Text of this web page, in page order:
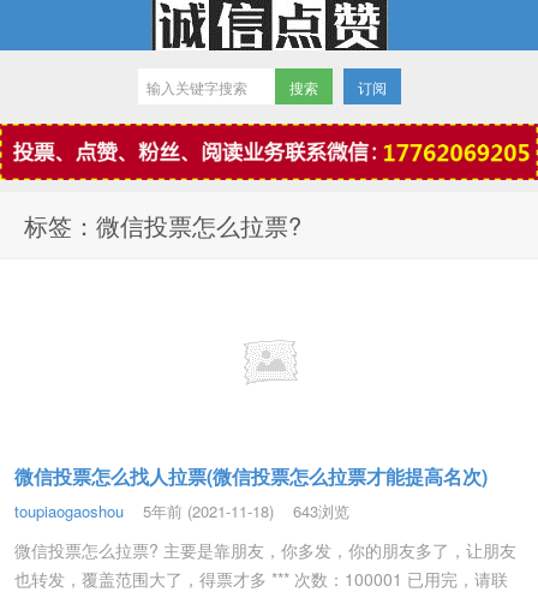
微信点赞
订阅
标签：微信投票怎么拉票?
微信投票怎么找人拉票(微信投票怎么拉票才能提高名次)
toupiaogaoshou 5年前 (2021-11-18) 643浏览
微信投票怎么拉票? 主要是靠朋友，你多发，你的朋友多了，让朋友
也转发，覆盖范围大了，得票才多 *** 次数：100001 已用完，请联